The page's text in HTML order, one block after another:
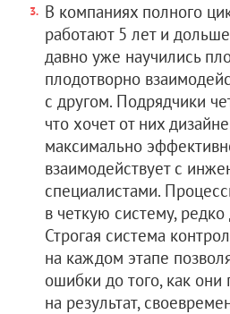
В компаниях полного
работают 5 лет и
давно уже научились
плодотворно
с другом. Подрядчики
что хочет от них
максимально
взаимодействует с
специалистами.
в четкую систему,
Строгая система
на каждом этапе
ошибки до того, как они
на результат,